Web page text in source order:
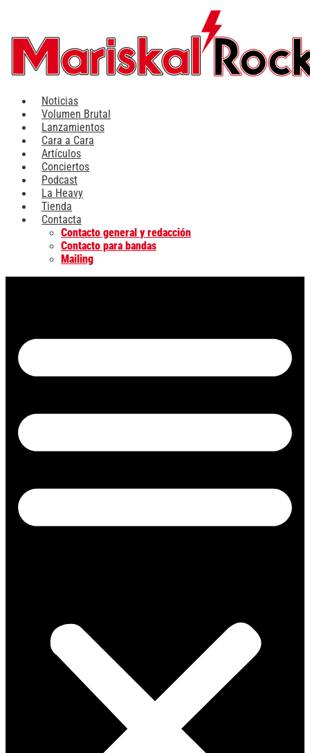
contenido
Noticias
Volumen Brutal
Lanzamientos
Cara a Cara
Artículos
Conciertos
Podcast
La Heavy
Tienda
Contacta
Contacto general y redacción
Contacto para bandas
Mailing